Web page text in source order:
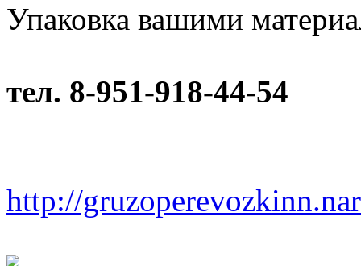
Упаковка вашими
тел. 8-951-918-44-54
http://